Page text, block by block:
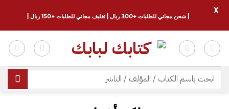
للمحتوى
البحث
عن:
| شحن مجاني للطلبات +300 ريال | تغليف مجاني للطلبات +150 ريال |
X